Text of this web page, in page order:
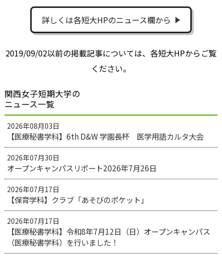
詳しくは各短大HPのニュース欄から
2019/09/02以前の掲載記事については、各短大HPからご覧
ください。
関西女子短期大学の
ニュース一覧
2026年08月03日
【医療秘書学科】6th D&W 学園長杯 医学用語カルタ大会
2026年07月30日
オープンキャンパスリポート2026年7月26日
2026年07月17日
【保育学科】クラブ「あそびのポケット」
2026年07月17日
【医療秘書学科】令和8年7月12日（日）オープンキャンパス
（医療秘書学科）を行いました！